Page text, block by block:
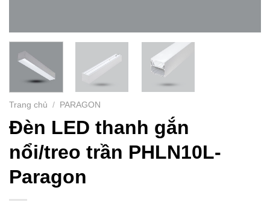
Trang chủ / PARAGON
Đèn LED thanh gắn
nổi/treo trần PHLN10L-
Paragon